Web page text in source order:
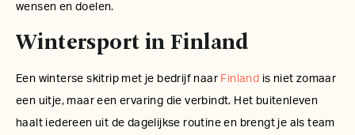
wensen en doelen.
Wintersport in Finland
Een winterse skitrip met je bedrijf naar Finland is niet zomaar
een uitje, maar een ervaring die verbindt. Het buitenleven
haalt iedereen uit de dagelijkse routine en brengt je als team